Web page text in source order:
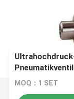
Pneumatikventil
MOQ：1 SET